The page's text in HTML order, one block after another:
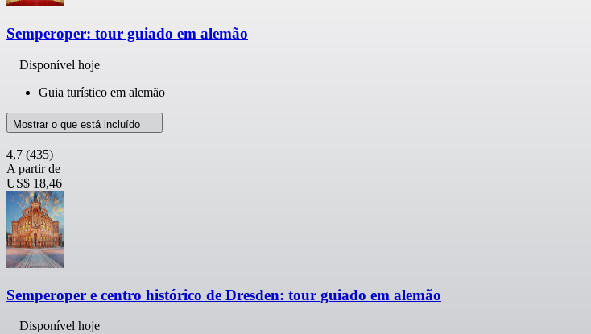
Semperoper: tour guiado em alemão
Disponível hoje
Guia turístico em alemão
Mostrar o que está incluído
4,7 (435)
A partir de
US$ 18,46
Semperoper e centro histórico de Dresden: tour guiado em alemão
Disponível hoje